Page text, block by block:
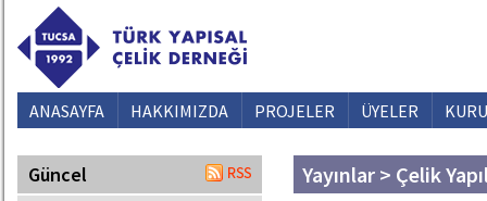
ANASAYFA HAKKIMIZDA PROJELER ÜYELER
Güncel Yayınlar > Çelik